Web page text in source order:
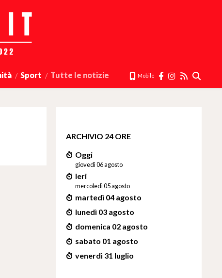
Sport Tutte le notizie Mobile
ARCHIVIO 24 ORE
Oggi
giovedì 06 agosto
Ieri
mercoledì 05 agosto
martedì 04 agosto
lunedì 03 agosto
domenica 02 agosto
sabato 01 agosto
venerdì 31 luglio